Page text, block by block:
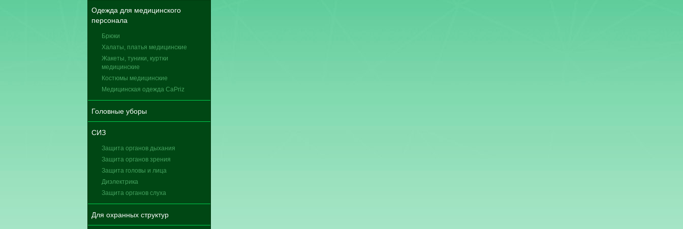
Одежда для медицинского
персонала
Брюки
Халаты, платья медицинские
Жакеты, туники, куртки
медицинские
Костюмы медицинские
Медицинская одежда CaPriz
Головные уборы
СИЗ
Защита органов дыхания
Защита органов зрения
Защита головы и лица
Диэлектрика
Защита органов слуха
Для охранных структур